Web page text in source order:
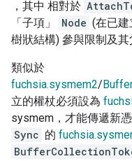
，其中 相對於
「子項」
Node (在已
樹狀結構) 參與限制及
類似於
fuchsia.sysmem2/
立的權杖必須設為
sysmem，才能傳遞新
Sync 的